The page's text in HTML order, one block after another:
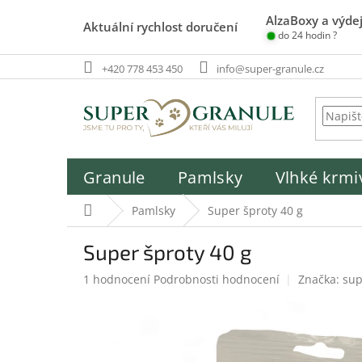
Aktuální rychlost doručení AlzaBoxy a
do 24 hodin ?
+420 778 453 450 info@super-granule.cz
Granule Pamlsky Vlhké
Domů Pamlsky Super šproty 40 g
Super šproty 40 g
Průměrné
1 hodnocení Podrobnosti hodnocení Značka: